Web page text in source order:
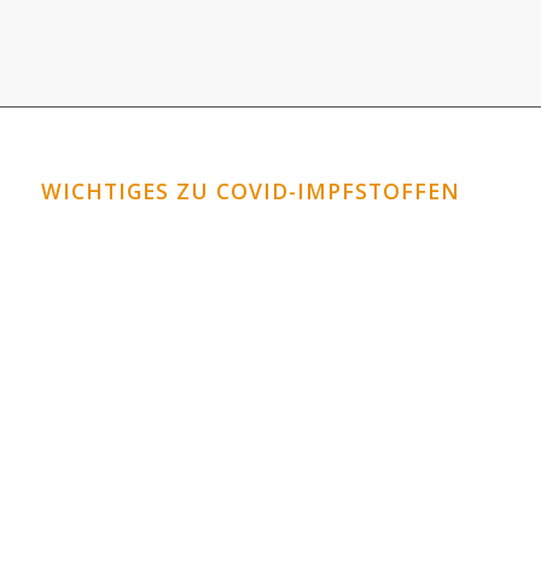
WICHTIGES ZU COVID-IMPFSTOFFEN